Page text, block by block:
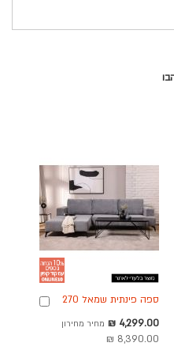
ספה פינתית שמאל 270
מחיר
מבצע
4,299.00 ₪ מחיר מחירון
8,390.00 ₪
הוספה